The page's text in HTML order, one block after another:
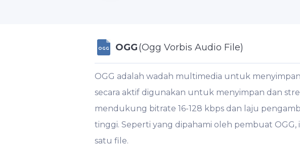
OGG OGG(Ogg Vorbis Audio File)
OGG adalah wadah multimedia untuk
secara aktif digunakan untuk menyimpan dan
mendukung bitrate 16-128 kbps dan laju
tinggi. Seperti yang dipahami oleh pembuat
satu file.